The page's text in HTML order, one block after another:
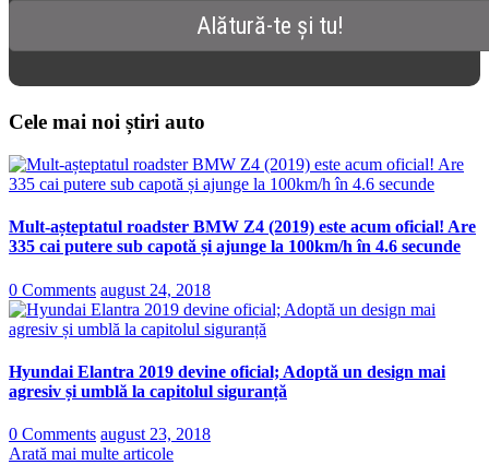
Cele mai noi știri auto
Mult-așteptatul roadster BMW Z4 (2019) este acum oficial! Are
335 cai putere sub capotă și ajunge la 100km/h în 4.6 secunde
0 Comments august 24, 2018
Hyundai Elantra 2019 devine oficial; Adoptă un design mai
agresiv și umblă la capitolul siguranță
0 Comments august 23, 2018
Arată mai multe articole